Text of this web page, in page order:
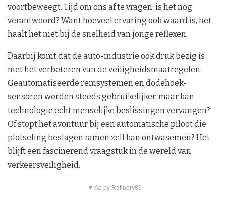
voortbeweegt. Tijd om ons af te vragen: is het nog
verantwoord? Want hoeveel ervaring ook waard is, het
haalt het niet bij de snelheid van jonge reflexen.
Daarbij komt dat de auto-industrie ook druk bezig is
met het verbeteren van de veiligheidsmaatregelen.
Geautomatiseerde remsystemen en dodehoek-
sensoren worden steeds gebruikelijker, maar kan
technologie echt menselijke beslissingen vervangen?
Of stopt het avontuur bij een automatische piloot die
plotseling beslagen ramen zelf kan ontwasemen? Het
blijft een fascinerend vraagstuk in de wereld van
verkeersveiligheid.
▼ Ad by Refinery89